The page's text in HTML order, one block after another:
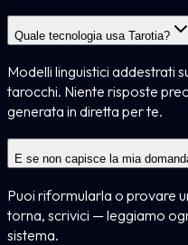
Quale tecnologia usa Tarotia?
Modelli linguistici addestrati
tarocchi. Niente risposte
generata in diretta per te.
E se non capisce la mia
Puoi riformularla o provare
torna, scrivici — leggiamo
sistema.